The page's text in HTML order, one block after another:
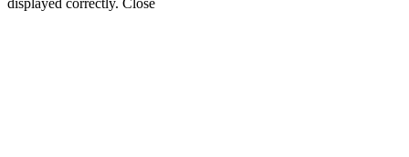
displayed correctly. Close